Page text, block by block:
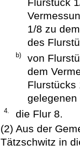
Flurstück
1/8 zu
des
b)
von
dem
Flurstücks
4.
die Flur 8.
(2) Aus der
Tätzschwitz in